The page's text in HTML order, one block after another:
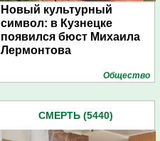
Новый культурный
символ: в Кузнецке
появился бюст Михаила
Лермонтова
Общество
СМЕРТЬ (5440)